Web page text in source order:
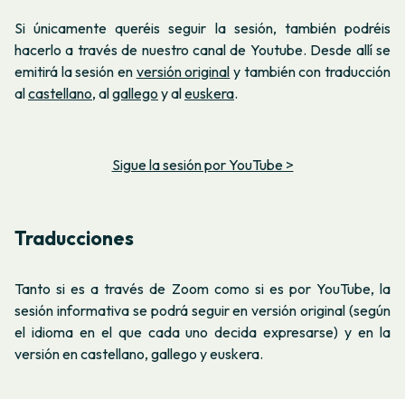
Si únicamente queréis seguir la sesión, también podréis
hacerlo a través de nuestro canal de Youtube. Desde allí se
emitirá la sesión en versión original y también con traducción
alcastellano, algallego y aleuskera.
Sigue la sesión por YouTube >
Traducciones
Tanto si es a través de Zoom como si es por YouTube, la
sesión informativa se podrá seguir en versión original (según
el idioma en el que cada uno decida expresarse) y en la
versión en castellano, gallego y euskera.